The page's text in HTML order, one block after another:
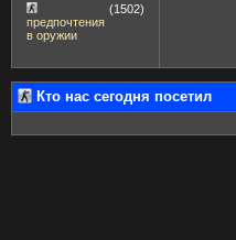
предпочтения
в оружии
(1502)
Кто нас сегодня посетил